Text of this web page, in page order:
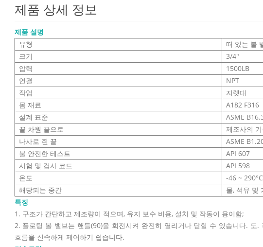
제품 상세 정보
제품 설명
유형
떠 있는 볼
크기
3/4"
압력
1500LB
연결
NPT
작업
지렛대
몸 재료
A182 F316
설계 표준
ASME
끝 차원 끝으로
제조사의
나사로 죈 끝
ASME
불 안전한 테스트
API 607
시험 및 검사 코드
API 598
온도
-46 ~ 290°C
해당되는 중간
물, 석유 및
특징
1. 구조가 간단하고 제조량이 적으며, 유지 보수 비용, 설치 및 작동이 용이함;
2. 플로팅 볼 밸브는 핸들(90)을 회전시켜 완전히 열리거나 닫힐 수 있습니다. 도
흐름을 신속하게 제어하기 쉽습니다.